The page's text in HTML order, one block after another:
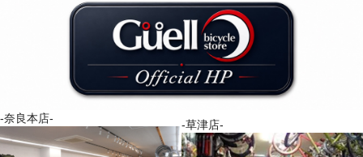
-奈良本店- -草津店-